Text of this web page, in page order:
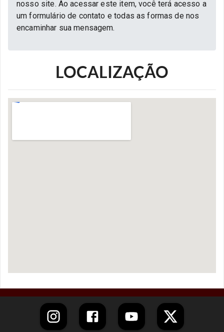
nosso site. Ao acessar este item, você terá acesso a
um formulário de contato e todas as formas de nos
encaminhar sua mensagem.
LOCALIZAÇÃO